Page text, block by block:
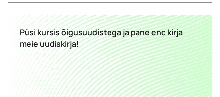
Püsi kursis õigusuudistega ja pane end kirja
meie uudiskirja!